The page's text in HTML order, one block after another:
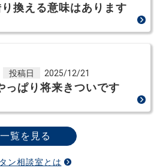
換える意味はあります
投稿日 2025/12/21
っぱり将来きついです
一覧を見る
ン相談室とは